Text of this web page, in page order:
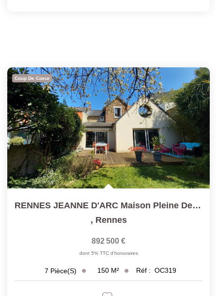
Coup De Coeur
RENNES JEANNE D'ARC Maison Pleine De Charme.150 M²...
, Rennes
892 500 €
dont 5% TTC d'honoraires
7 Pièce(s) 150 M² Réf : OC319